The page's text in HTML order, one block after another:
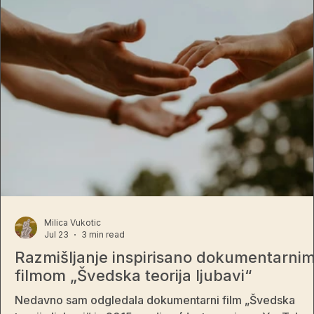
Razmišljanje inspirisano
filmom „Švedska teorija ljubavi“
Nedavno sam odgledala dokumentarni film „Švedska
Milica Vukotic
Jul 23
3 min read